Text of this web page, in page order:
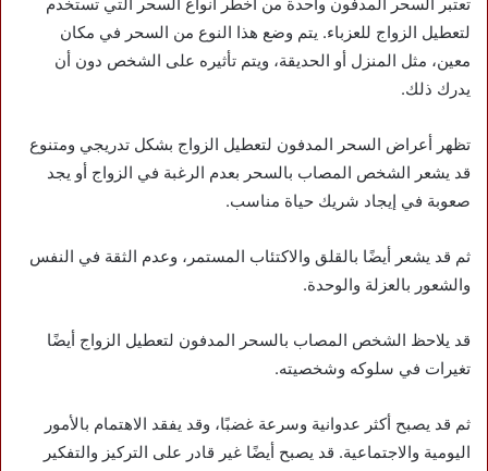
لتعطيل الزواج للعزباء. يتم وضع هذا النوع من السحر في مكان
معين، مثل المنزل أو الحديقة، ويتم تأثيره على الشخص دون أن
يدرك ذلك.
تظهر أعراض السحر المدفون لتعطيل الزواج بشكل تدريجي ومتنوع
قد يشعر الشخص المصاب بالسحر بعدم الرغبة في الزواج أو يجد
صعوبة في إيجاد شريك حياة مناسب.
ثم قد يشعر أيضًا بالقلق والاكتئاب المستمر، وعدم الثقة في النفس
والشعور بالعزلة والوحدة.
قد يلاحظ الشخص المصاب بالسحر المدفون لتعطيل الزواج أيضًا
تغيرات في سلوكه وشخصيته.
ثم قد يصبح أكثر عدوانية وسرعة غضبًا، وقد يفقد الاهتمام بالأمور
اليومية والاجتماعية. قد يصبح أيضًا غير قادر على التركيز والتفكير